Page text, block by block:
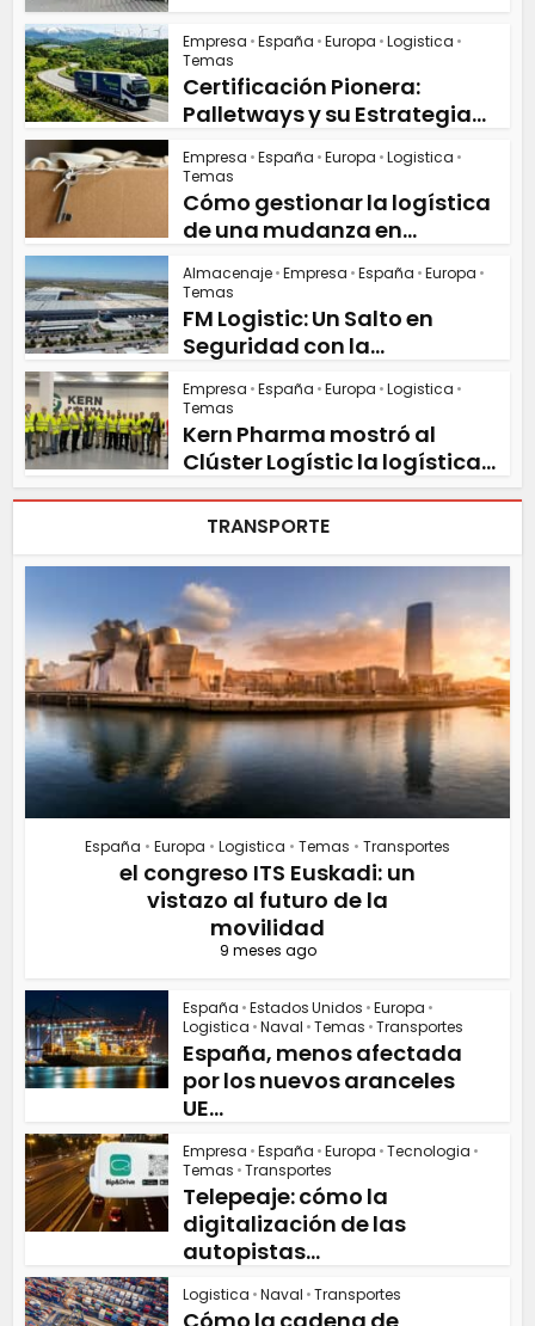
Empresa •España •Europa •Logistica •
Temas
Certificación Pionera:
Palletways y su Estrategia...
Empresa •España •Europa •Logistica •
Temas
Cómo gestionar la logística
de una mudanza en...
Almacenaje•Empresa •España •Europa •
Temas
FM Logistic: Un Salto en
Seguridad con la...
Empresa •España •Europa •Logistica •
Temas
Kern Pharma mostró al
Clúster Logístic la logística...
TRANSPORTE
España • Europa • Logistica • Temas • Transportes
el congreso ITS Euskadi: un
vistazo al futuro de la
movilidad
9 meses ago
España •Estados Unidos •Europa •
Logistica •Naval •Temas •Transportes
España, menos afectada
por los nuevos aranceles
UE...
Empresa •España •Europa •Tecnologia •
Temas •Transportes
Telepeaje: cómo la
digitalización de las
autopistas...
Logistica •Naval •Transportes